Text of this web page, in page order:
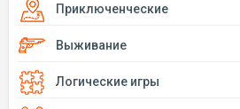
Приключенческие
Выживание
Логические игры